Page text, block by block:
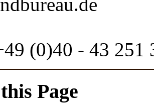
(0)40 - 43 251
Page